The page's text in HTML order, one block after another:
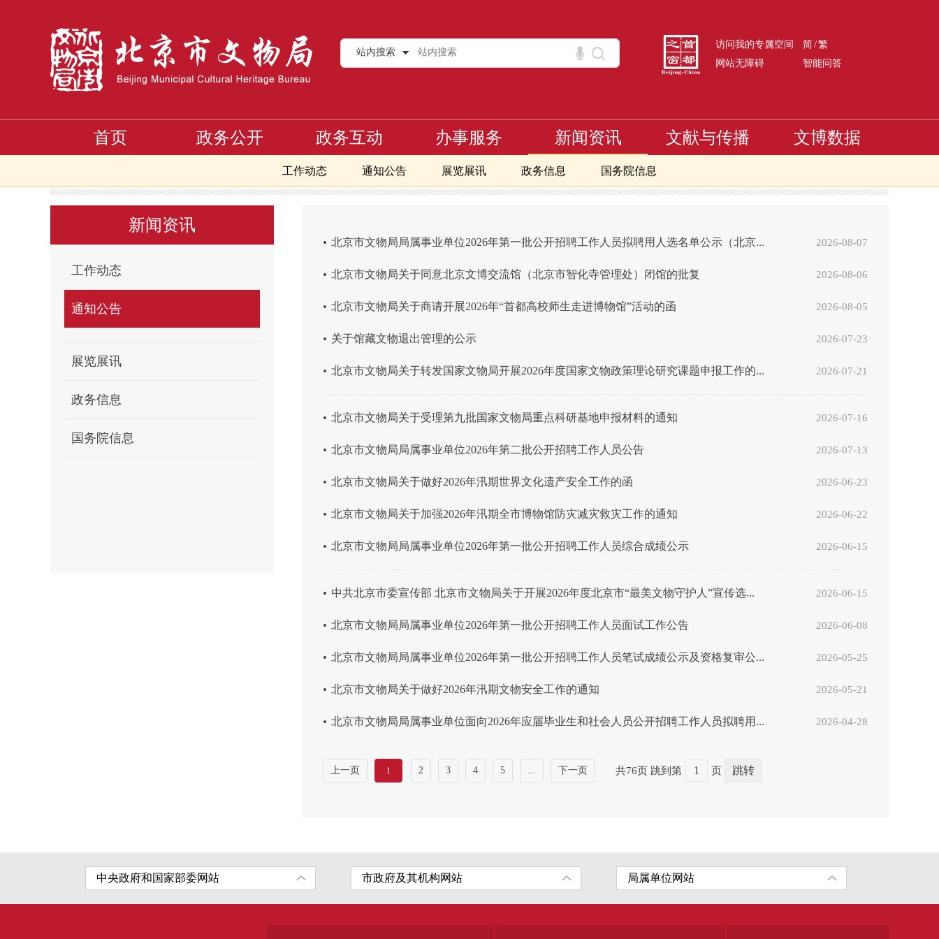
站内搜索
访问我的专属空间 简/繁
网站无障碍
智能问答
首页 政务公开 政务互动 办事服务 新闻资讯
工作动态 通知公告 展览展讯 政务信息 国务院信息
文献与传播 文博数据
新闻资讯
工作动态
通知公告
展览展讯
政务信息
国务院信息
. 北京市文物局局属事业单位2026年第一批公开招聘工作人员拟聘用人选名单公示（北京... 2026-08-07
. 北京市文物局关于同意北京文博交流馆（北京市智化寺管理处）闭馆的批复 2026-08-06
. 北京市文物局关于商请开展2026年“首都高校师生走进博物馆”活动的函 2026-08-05
. 关于馆藏文物退出管理的公示 2026-07-23
. 北京市文物局关于转发国家文物局开展2026年度国家文物政策理论研究课题申报工作的... 2026-07-21
. 北京市文物局关于受理第九批国家文物局重点科研基地申报材料的通知 2026-07-16
. 北京市文物局局属事业单位2026年第二批公开招聘工作人员公告 2026-07-13
. 北京市文物局关于做好2026年汛期世界文化遗产安全工作的函 2026-06-23
. 北京市文物局关于加强2026年汛期全市博物馆防灾减灾救灾工作的通知 2026-06-22
. 北京市文物局局属事业单位2026年第一批公开招聘工作人员综合成绩公示 2026-06-15
. 中共北京市委宣传部 北京市文物局关于开展2026年度北京市“最美文物守护人”宣传选... 2026-06-15
. 北京市文物局局属事业单位2026年第一批公开招聘工作人员面试工作公告 2026-06-08
. 北京市文物局局属事业单位2026年第一批公开招聘工作人员笔试成绩公示及资格复审公... 2026-05-25
. 北京市文物局关于做好2026年汛期文物安全工作的通知 2026-05-21
. 北京市文物局局属事业单位面向2026年应届毕业生和社会人员公开招聘工作人员拟聘用... 2026-04-28
上一页 1 2 3 4 5 ... 下一页 共76页 跳到第 页